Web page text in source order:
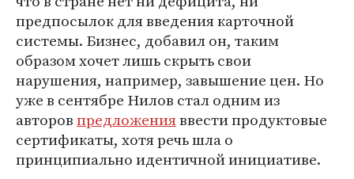
предпосылок для введения карточной
системы. Бизнес, добавил он, таким
образом хочет лишь скрыть свои
нарушения, например, завышение цен. Но
уже в сентябре Нилов стал одним из
авторовпредложенияввести продуктовые
сертификаты, хотя речь шла о
принципиально идентичной инициативе.